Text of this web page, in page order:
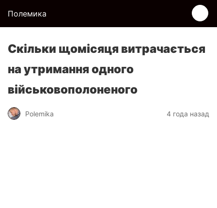
Полемика
Скільки щомісяця витрачається
на утримання одного
військовополоненого
Polemika 4 года назад